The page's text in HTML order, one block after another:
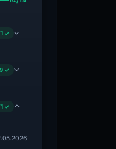
✓
VT Detection +11
✓
✓